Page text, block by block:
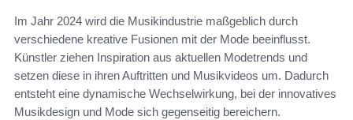
Im Jahr 2024 wird die Musikindustrie maßgeblich durch
verschiedene kreative Fusionen mit der Mode beeinflusst.
Künstler ziehen Inspiration aus aktuellen Modetrends und
setzen diese in ihren Auftritten und Musikvideos um. Dadurch
entsteht eine dynamische Wechselwirkung, bei der innovatives
Musikdesign und Mode sich gegenseitig bereichern.